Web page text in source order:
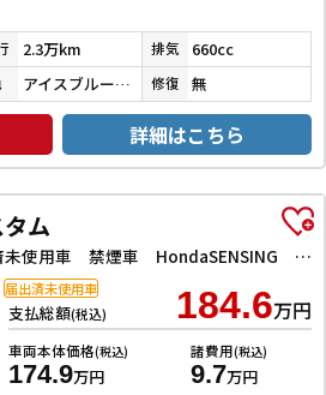
2.3万km 排気 660cc
アイスブルーチタンメタリック 修復 無
詳細はこちら
ム
ブラックスタイル 届出済未使用車 禁煙車 HondaSENSING 両側自動ドア 電子パーキング 革巻きステアリング 前席シートヒーター LEDヘッドライト フォグライト アダプティブクルーズコントロール スマートキー
支払総額(税込) 184.6万円
車両本体価格(税込)
174.9万円
諸費用(税込)
9.7万円
届出済未使用車